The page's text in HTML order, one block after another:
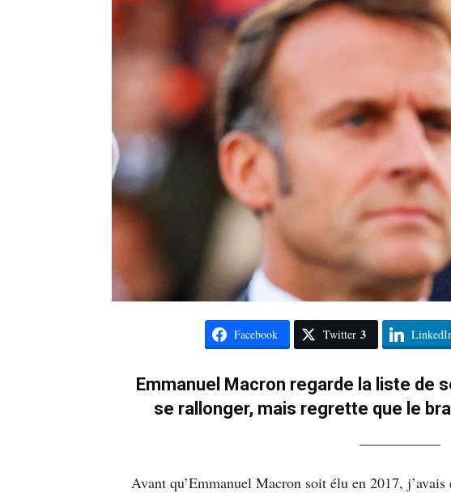
Facebook Twitter 3
Emmanuel Macron regarde la liste de
se rallonger, mais regrette que le
Avant qu’Emmanuel Macron soit élu en 2017,